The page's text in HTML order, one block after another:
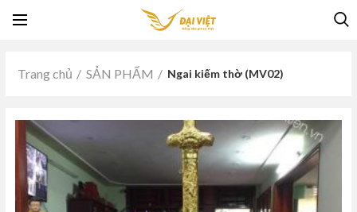
Trang chủ SẢN PHẨM Ngai kiếm thờ (MV02)